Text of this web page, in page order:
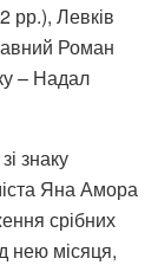
рр.), Левків
Роман
– Надал
знаку
Яна Амора
срібних
нею місяця,